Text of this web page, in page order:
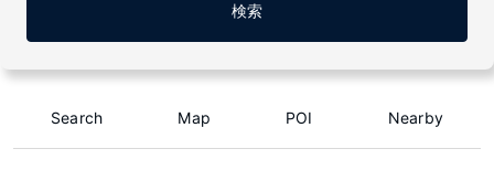
検索
Search Map POI Nearby